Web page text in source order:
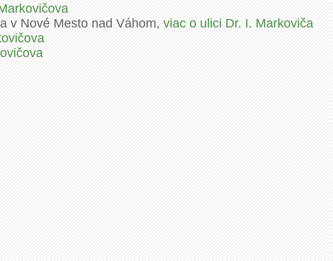
v Nové Mesto nad Váhom,viac o ulici Dr. I. Markoviča